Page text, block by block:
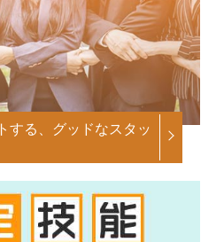
する、グッドなスタッ